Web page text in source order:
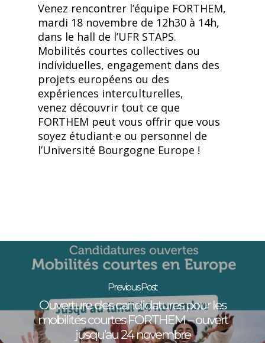
Venez rencontrer l’équipe FORTHEM,
mardi 18 novembre de 12h30 à 14h,
dans le hall de l’UFR STAPS.
Mobilités courtes collectives ou
individuelles, engagement dans des
projets européens ou des
expériences interculturelles,
venez découvrir tout ce que
FORTHEM peut vous offrir que vous
soyez étudiant·e ou personnel de
l’Université Bourgogne Europe !
Previous Post
Ouverture des candidatures pour les
mobilités courtes FORTHEM – ouvert
jusqu’au 24 novembre